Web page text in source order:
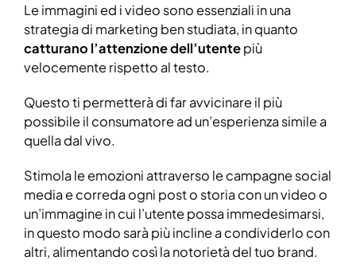
Le immagini ed i video sono essenziali in una
strategia di marketing ben studiata, in quanto
catturano l’attenzione dell’utentepiù
velocemente rispetto al testo.
Questo ti permetterà di far avvicinare il più
possibile il consumatore ad un’esperienza simile a
quella dal vivo.
Stimola le emozioni attraverso le campagne social
media e correda ogni post o storia con un video o
un’immagine in cui l’utente possa immedesimarsi,
in questo modo sarà più incline a condividerlo con
altri, alimentando così la notorietà del tuo brand.